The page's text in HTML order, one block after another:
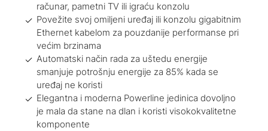
računar, pametni TV ili igraću konzolu
Povežite svoj omiljeni uređaj ili konzolu gigabitnim
Ethernet kabelom za pouzdanije performanse pri
većim brzinama
Automatski način rada za uštedu energije
smanjuje potrošnju energije za 85% kada se
uređaj ne koristi
Elegantna i moderna Powerline jedinica dovoljno
je mala da stane na dlan i koristi visokokvalitetne
komponente